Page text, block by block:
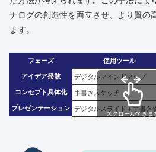
ナログの創造性を両立させ、より質の
ます。
フェーズ 使用ツール
アイデア発散 デジタルマインドマップ
コンセプト具体化 手書きスケッチ
プレゼンテーション デジタルスライド＋手書き
スクロールできま